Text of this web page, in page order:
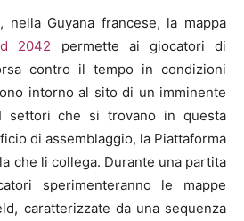
nella Guyana francese, la mappa
2042 permette ai giocatori di
contro il tempo in condizioni
intorno al sito di un imminente
settori che si trovano in questa
di assemblaggio, la Piattaforma
che li collega. Durante una partita
sperimenteranno le mappe
caratterizzate da una sequenza